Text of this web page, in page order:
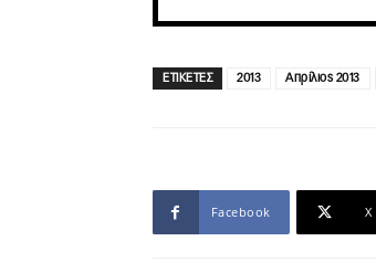
ΕΤΙΚΕΤΕΣ 2013 Απρίλιος 2013
Facebook X